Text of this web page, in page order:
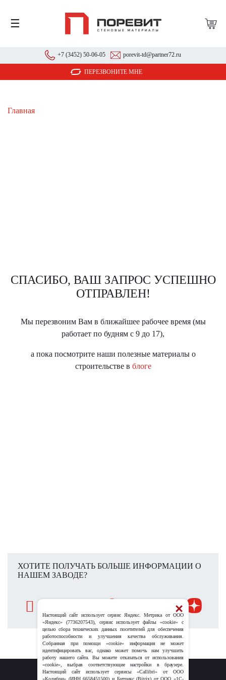
☰
+7 (3452) 50-06-05 porevit-td@partner72.ru
ПЕРЕЗВОНИТЕ МНЕ
Главная
СПАСИБО, ВАШ ЗАПРОС УСПЕШНО
ОТПРАВЛЕН!
Мы перезвоним Вам в ближайшее рабочее время (мы
работает по будням с 9 до 17),
а пока посмотрите наши полезные материалы о
строительстве в блоге
ХОТИТЕ ПОЛУЧАТЬ БОЛЬШЕ ИНФОРМАЦИИ О
НАШЕМ ЗАВОДЕ?
Настоящий сайт использует сервис Яндекс. Метрика от ООО
«Яндекс» (7736207543), сервис использует файлы «cookie» с
целью сбора технических данных посетителей для обеспечения
работоспособности и улучшения качества обслуживания.
Собранная при помощи «cookie» информация не может
идентифицировать вас, однако может помочь нам улучшить
работу нашего сайта. Вы можете отказаться от использования
«cookie», выбрав соответствующие настройки в браузере.
Настоящий сайт использует сервисы «Callibri» от ООО
«Колибри» (ИНН 6658451500) и Битрикс (Bitrix) от ООО «1С-